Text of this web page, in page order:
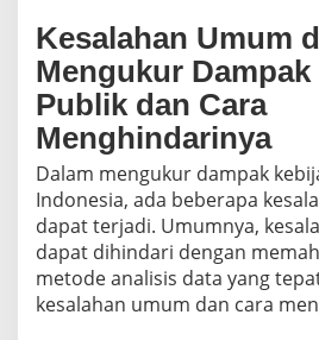
Kesalahan Umum
Mengukur
Publik dan Cara
Menghindarinya
Dalam mengukur dampak
Indonesia, ada beberapa
dapat terjadi. Umumnya,
dapat dihindari dengan
metode analisis data yang
kesalahan umum dan cara